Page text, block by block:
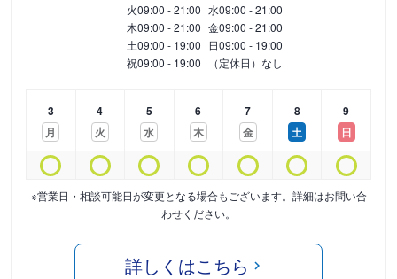
火09:00 - 21:00 水09:00 - 21:00
木09:00 - 21:00 金09:00 - 21:00
土09:00 - 19:00 日09:00 - 19:00
祝09:00 - 19:00 （定休日）なし
3
月
4
火
5
水
6
木
7
金
8
土
9
日
※営業日・相談可能日が変更となる場合もございます。詳細はお問い合
わせください。
詳しくはこちら